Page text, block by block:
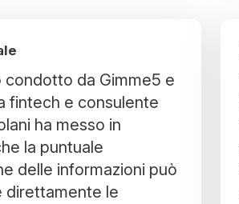
condotto da Gimme5 e
fintech e consulente
ha messo in
la puntuale
delle informazioni può
direttamente le